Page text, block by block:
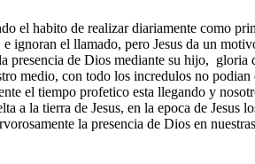
el habito de realizar diariamente como
el llamado, pero Jesus da un
de Dios mediante su hijo,
medio, con todo los incredulos no
el tiempo profetico esta llegando y
la tierra de Jesus, en la epoca de Jesus
la presencia de Dios en